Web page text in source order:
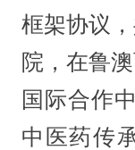
框架协议
院，在鲁
国际合作
中医药传